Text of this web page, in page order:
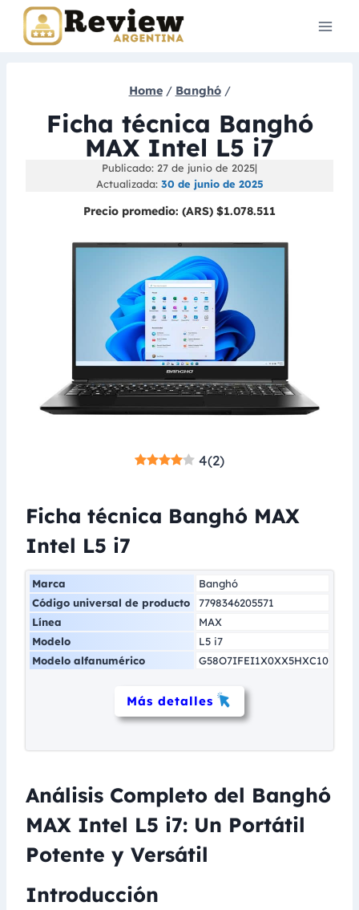
Skip
Home / Banghó /
Ficha técnica Banghó
MAX Intel L5 i7
Publicado: 27 de junio de 2025|
Actualizada: 30 de junio de 2025
Precio promedio: (ARS) $1.078.511
4(2)
Ficha técnica Banghó MAX
Intel L5 i7
Marca
Banghó
Código universal de producto
7798346205571
Línea
MAX
Modelo
L5 i7
Modelo alfanumérico
G58O7IFEI1X0XX5HXC10
Más detalles
Análisis Completo del Banghó
MAX Intel L5 i7: Un Portátil
Potente y Versátil
Introducción